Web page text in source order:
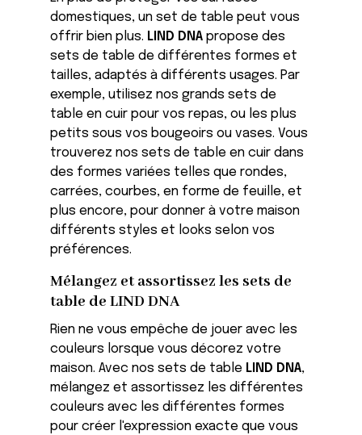
domestiques, un set de table peut vous
offrir bien plus. LIND DNA propose des
sets de table de différentes formes et
tailles, adaptés à différents usages. Par
exemple, utilisez nos grands sets de
table en cuir pour vos repas, ou les plus
petits sous vos bougeoirs ou vases. Vous
trouverez nos sets de table en cuir dans
des formes variées telles que rondes,
carrées, courbes, en forme de feuille, et
plus encore, pour donner à votre maison
différents styles et looks selon vos
préférences.
Mélangez et assortissez les sets de
table de LIND DNA
Rien ne vous empêche de jouer avec les
couleurs lorsque vous décorez votre
maison. Avec nos sets de table LIND DNA,
mélangez et assortissez les différentes
couleurs avec les différentes formes
pour créer l'expression exacte que vous